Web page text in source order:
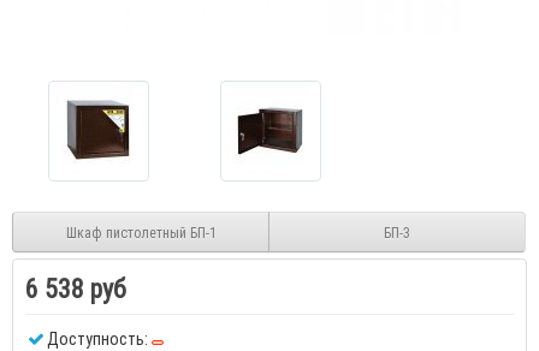
Шкаф пистолетный БП-1 БП-3
6 538 руб
Доступность: